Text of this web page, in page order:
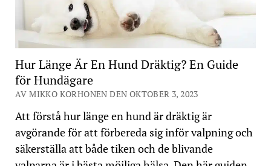
Hur Länge Är En Hund Dräktig? En Guide
för Hundägare
AV MIKKO KORHONEN DEN OKTOBER 3, 2023
Att förstå hur länge en hund är dräktig är
avgörande för att förbereda sig inför valpning och
säkerställa att både tiken och de blivande